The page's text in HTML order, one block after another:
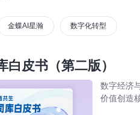
金蝶AI星瀚 数字化转型
白皮书（第二版）
数字经济
价值创造